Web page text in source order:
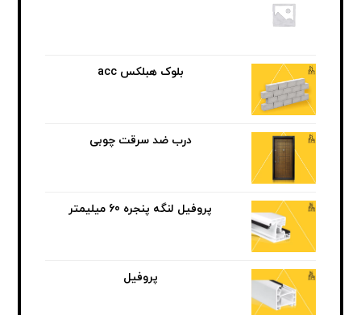
بلوک هبلکس acc
درب ضد سرقت چوبی
پروفیل لنگه پنجره 60 میلیمتر
پروفیل